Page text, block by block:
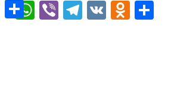
WhatsApp
ViberTelegram
VK
Odnoklassniki